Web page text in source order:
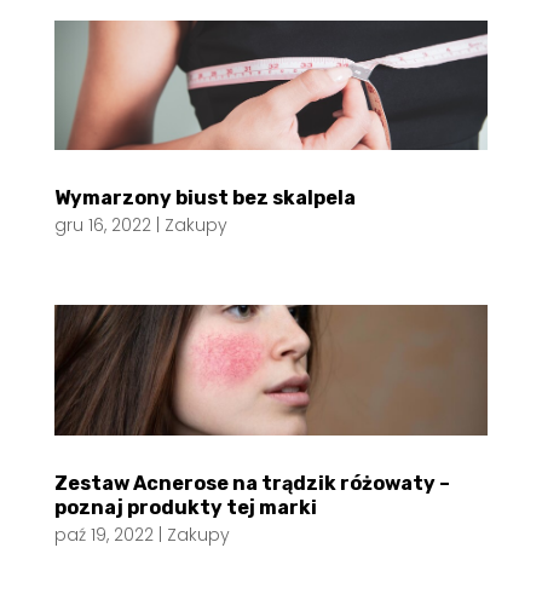
Wymarzony biust bez skalpela
gru 16, 2022| Zakupy
Zestaw Acnerose na trądzik różowaty –
poznaj produkty tej marki
paź 19, 2022| Zakupy